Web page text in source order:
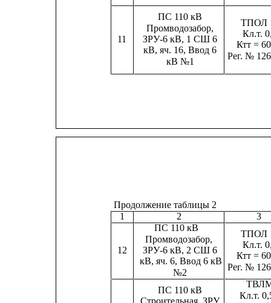
11
ПС 110 кВ
Промводозабор,
ЗРУ-6 кВ, 1 СШ 6
кВ, яч. 16, Ввод 6
кВ №1
ТПОЛ
Кл.т.
Ктт =
Рег. №
12
ТПОЛ
Кл.т.
Ктт =
Рег. №
ПС 110 кВ
Строительная, ЗРУ
Продолжение таблицы 2
1
3
2
ПС 110 кВ
Промводозабор,
ЗРУ-6 кВ, 2 СШ 6
кВ, яч. 6, Ввод 6 кВ
№2
Кл.т.